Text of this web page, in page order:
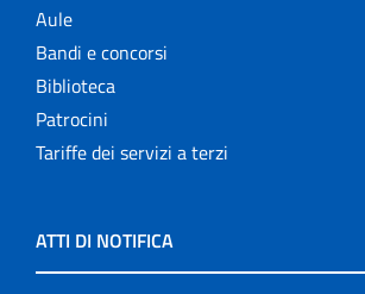
Aule
Bandi e concorsi
Biblioteca
Patrocini
Tariffe dei servizi a terzi
ATTI DI NOTIFICA